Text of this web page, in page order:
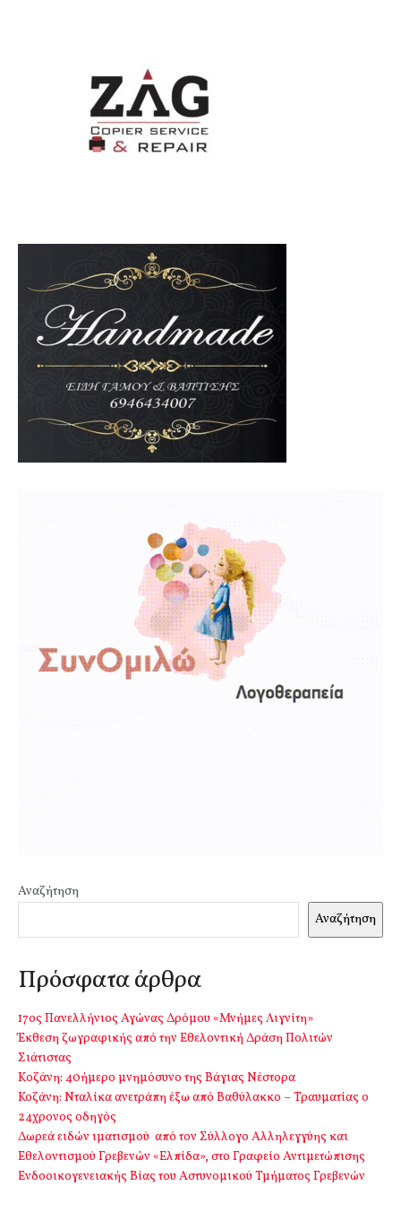
Αναζήτηση
Αναζήτηση
Πρόσφατα άρθρα
17ος Πανελλήνιος Αγώνας Δρόμου «Μνήμες Λιγνίτη»
Έκθεση ζωγραφικής από την Εθελοντική Δράση Πολιτών
Σιάτιστας
Kοζάνη: 40ήμερο μνημόσυνο της Βάγιας Νέστορα
Κοζάνη: Νταλίκα ανετράπη έξω από Βαθύλακκο – Τραυματίας ο
24χρονος οδηγός
Δωρεά ειδών ιματισμού από τον Σύλλογο Αλληλεγγύης και
Εθελοντισμού Γρεβενών «Ελπίδα», στο Γραφείο Αντιμετώπισης
Ενδοοικογενειακής Βίας του Αστυνομικού Τμήματος Γρεβενών